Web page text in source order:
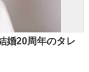
婚20周年のタレ